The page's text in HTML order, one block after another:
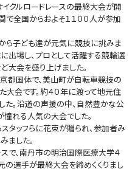
イクルロードレースの最終大会が開
で全国からおよそ１１００人が参加
ら子ども達が元気に競技に挑みま
出場し、プロとして活躍する競輪選
大会を盛り上げました。
京都国体で、美山町が自転車競技の
大会です。約４０年に渡って地元住
。沿道の声援の中、自然豊かな公
れる人気の大会でした。
タッフらに花束が贈られ、参加者み
ました。
で、南丹市の明治国際医療大学４
の選手が最終大会を締めくくりまし